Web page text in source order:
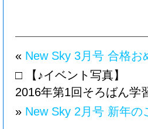
« New Sky 3月号 合格お
□ 【♪イベント写真】
2016年第1回そろばん学
» New Sky 2月号 新年の